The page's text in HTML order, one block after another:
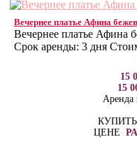
Вечернее платье Афина
Вечернее платье Афина
Срок аренды: 3 дня
15
15
Аренда
ЦЕНЕ